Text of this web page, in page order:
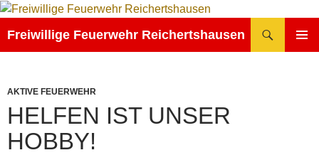
Zum
springen
Freiwillige Feuerwehr Reichertshausen
AKTIVE FEUERWEHR
HELFEN IST UNSER
HOBBY!